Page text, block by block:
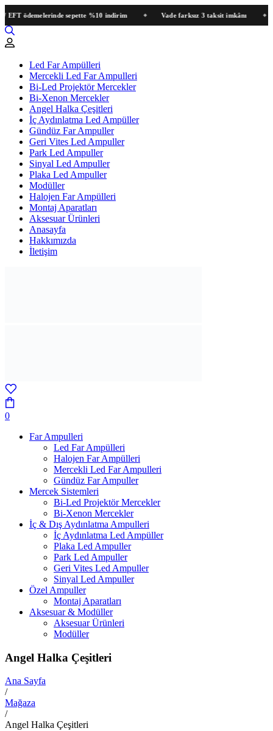
ödemelerinde sepette %10 indirim Vade farksız 3 taksit imkânı
Led Far Ampülleri
Mercekli Led Far Ampulleri
Bi-Led Projektör Mercekler
Bi-Xenon Mercekler
Angel Halka Çeşitleri
İç Aydınlatma Led Ampüller
Gündüz Far Ampuller
Geri Vites Led Ampuller
Park Led Ampuller
Sinyal Led Ampuller
Plaka Led Ampuller
Modüller
Halojen Far Ampülleri
Montaj Aparatları
Aksesuar Ürünleri
Anasayfa
Hakkımızda
İletişim
0
Far Ampulleri
Led Far Ampülleri
Halojen Far Ampülleri
Mercekli Led Far Ampulleri
Gündüz Far Ampuller
Mercek Sistemleri
Bi-Led Projektör Mercekler
Bi-Xenon Mercekler
İç & Dış Aydınlatma Ampulleri
İç Aydınlatma Led Ampüller
Plaka Led Ampuller
Park Led Ampuller
Geri Vites Led Ampuller
Sinyal Led Ampuller
Özel Ampuller
Montaj Aparatları
Aksesuar & Modüller
Aksesuar Ürünleri
Modüller
Angel Halka Çeşitleri
Ana Sayfa
/
Mağaza
/
Angel Halka Çeşitleri